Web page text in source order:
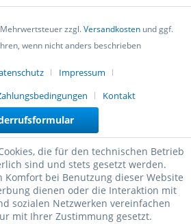
zzgl.Versandkosten und ggf.
wenn nicht anders beschrieben
Impressum
Kontakt
die für den technischen Betrieb
sind und stets gesetzt werden.
Komfort bei Benutzung dieser Website
dienen oder die Interaktion mit
sozialen Netzwerken vereinfachen
mit Ihrer Zustimmung gesetzt.